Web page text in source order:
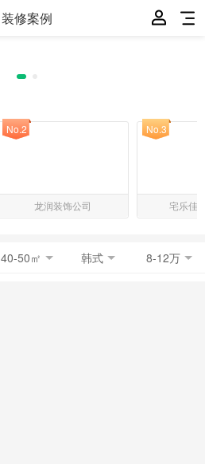
装修案例
龙润装饰公司
No.2
宅乐佳
No.3
40-50㎡ 韩式 8-12万